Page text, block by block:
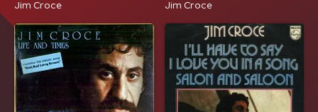
Jim Croce
Jim Croce